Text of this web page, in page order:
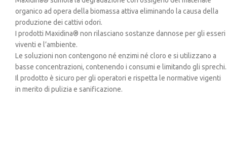
organico ad opera della biomassa attiva eliminando la causa della
produzione dei cattivi odori.
I prodotti Maxidina® non rilasciano sostanze dannose per gli esseri
viventi e l’ambiente.
Le soluzioni non contengono né enzimi né cloro e si utilizzano a
basse concentrazioni, contenendo i consumi e limitando gli sprechi.
Il prodotto è sicuro per gli operatori e rispetta le normative vigenti
in merito di pulizia e sanificazione.